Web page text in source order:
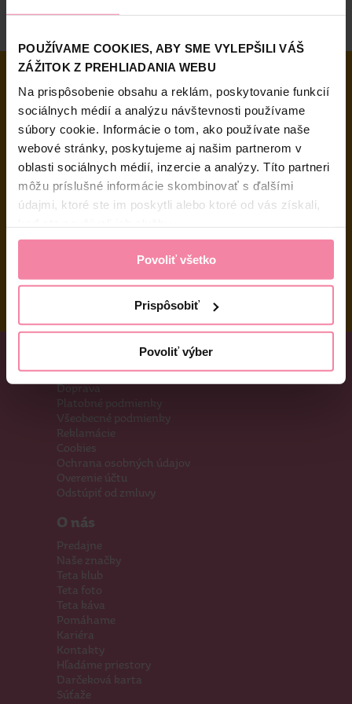
POUŽÍVAME COOKIES, ABY SME VYLEPŠILI VÁŠ
ZÁŽITOK Z PREHLIADANIA WEBU
Na prispôsobenie obsahu a reklám, poskytovanie funkcií
sociálnych médií a analýzu návštevnosti používame
súbory cookie. Informácie o tom, ako používate naše
webové stránky, poskytujeme aj našim partnerom v
oblasti sociálnych médií, inzercie a analýzy. Títo partneri
môžu príslušné informácie skombinovať s ďalšími
údajmi, ktoré ste im poskytli alebo ktoré od vás získali,
Povoliť všetko
Prispôsobiť
Povoliť výber
Doprava zadarmo pri nákupe od 49 €
Potrebujete poradiť?
037 / 3 211 211
Po - Pia: 8:00 - 16:00
eshop@tetadrogerie.sk
Platobné možnosti
Prihlásiť sa na odber emailu
Eshop
Doprava
Platobné podmienky
Všeobecné podmienky
Reklamácie
Cookies
Ochrana osobných údajov
Overenie účtu
Odstúpiť od zmluvy
O nás
Predajne
Naše značky
Teta klub
Teta foto
Teta káva
Pomáhame
Kariéra
Kontakty
Hľadáme priestory
Darčeková karta
Súťaže